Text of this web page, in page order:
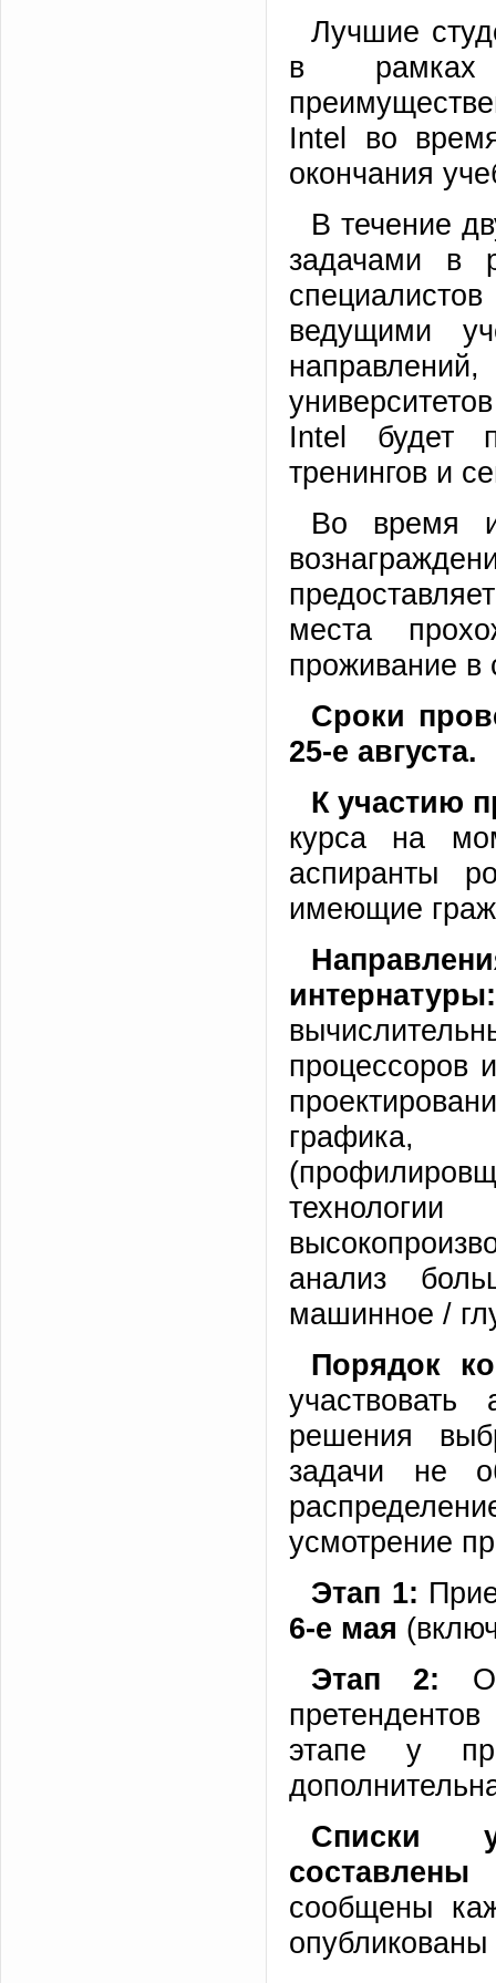
Лучшие
в рамках
Intel во
окончания
В течение
задачами в
ведущими
Intel будет
тренингов и
Во время
места
проживание в
Сроки
25-е августа.
К участию
курса на
аспиранты
имеющие
интернатуры:
процессоров
графика,
технологии
анализ
машинное /
Порядок
решения
задачи не
усмотрение
Этап 1:
6-е мая
Этап 2:
этапе у
Списки
сообщены